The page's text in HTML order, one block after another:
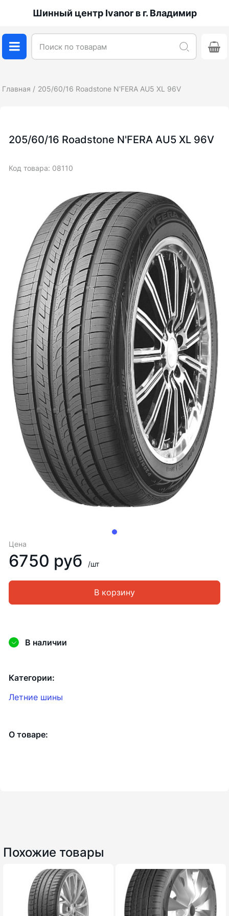
Шинный центр Ivanor в г. Владимир
Главная 205/60/16 Roadstone N'FERA AU5 XL 96V
Цена
6750 руб /шт
В корзину
205/60/16 Roadstone N'FERA AU5 XL 96V
Код товара: 08110
Категории:
Летние шины
О товаре:
В наличии
Похожие товары